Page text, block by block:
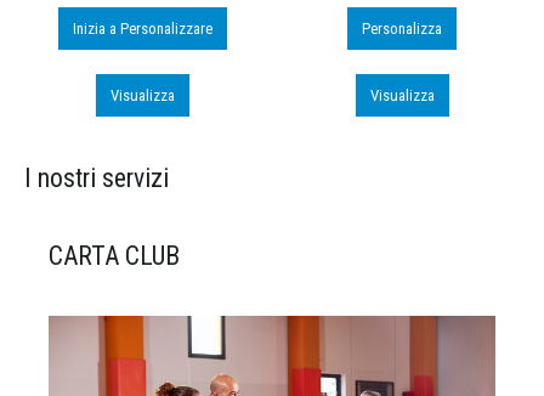
a Personalizzare Personalizza
I nostri servizi
CARTA CLUB